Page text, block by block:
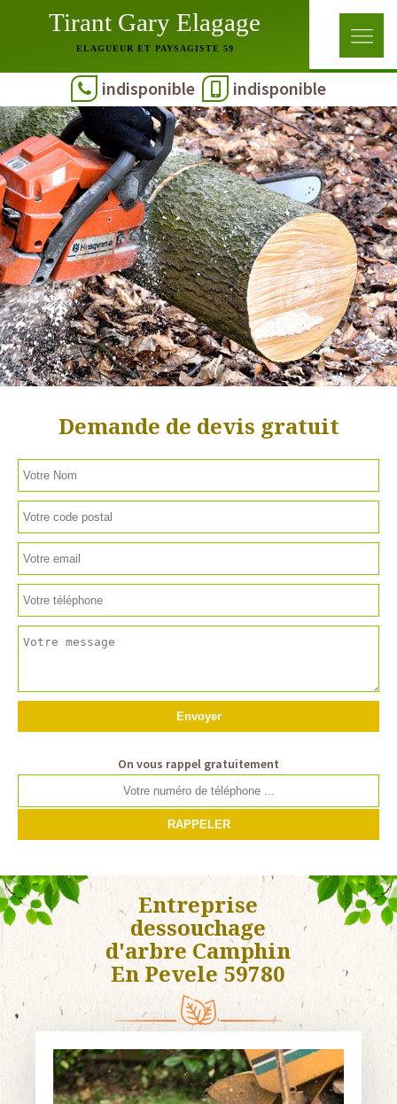
Tirant Gary Elagage
ELAGUEUR ET PAYSAGISTE 59
indisponible indisponible
Demande de devis gratuit
On vous rappel gratuitement
Entreprise
dessouchage
d'arbre Camphin
En Pevele 59780